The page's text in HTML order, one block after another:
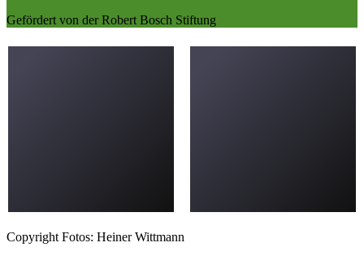
Gefördert von der Robert Bosch Stiftung
Copyright Fotos: Heiner Wittmann